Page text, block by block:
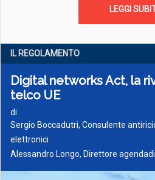
LEGGI
IL REGOLAMENTO
Digital networks Act, la
telco UE
di
Sergio Boccadutri, Consulente
elettronici
Alessandro Longo, Direttore